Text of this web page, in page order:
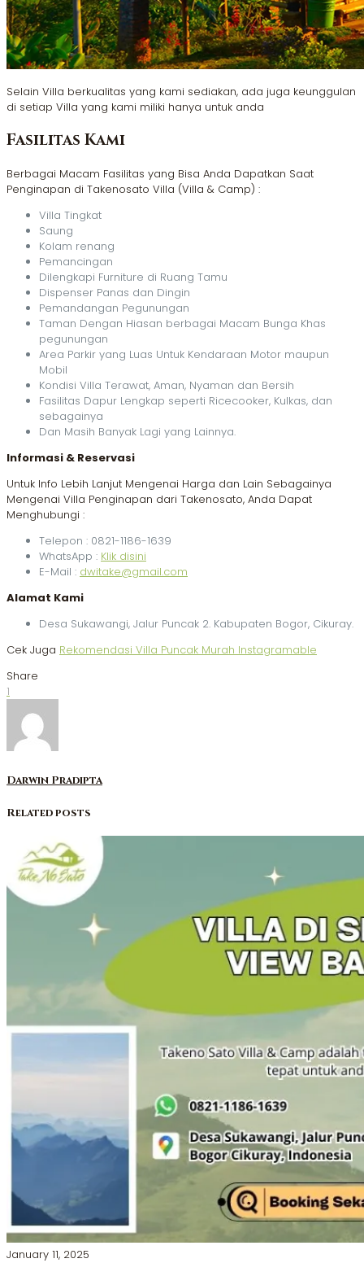
Selain Villa berkualitas yang kami sediakan, ada juga keunggulan
di setiap Villa yang kami miliki hanya untuk anda
Fasilitas Kami
Berbagai Macam Fasilitas yang Bisa Anda Dapatkan Saat
Penginapan di Takenosato Villa (Villa & Camp) :
Villa Tingkat
Saung
Kolam renang
Pemancingan
Dilengkapi Furniture di Ruang Tamu
Dispenser Panas dan Dingin
Pemandangan Pegunungan
Taman Dengan Hiasan berbagai Macam Bunga Khas
pegunungan
Area Parkir yang Luas Untuk Kendaraan Motor maupun
Mobil
Kondisi Villa Terawat, Aman, Nyaman dan Bersih
Fasilitas Dapur Lengkap seperti Ricecooker, Kulkas, dan
sebagainya
Dan Masih Banyak Lagi yang Lainnya.
Informasi & Reservasi
Untuk Info Lebih Lanjut Mengenai Harga dan Lain Sebagainya
Mengenai Villa Penginapan dari Takenosato, Anda Dapat
Menghubungi :
Telepon : 0821-1186-1639
WhatsApp : Klik disini
E-Mail : dwitake@gmail.com
Alamat Kami
Desa Sukawangi, Jalur Puncak 2. Kabupaten Bogor, Cikuray.
Cek Juga Rekomendasi Villa Puncak Murah Instagramable
Share
1
Darwin Pradipta
Related posts
January 11, 2025